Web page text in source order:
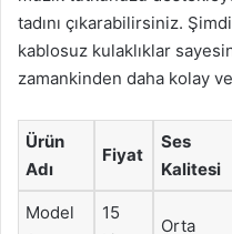
tadını çıkarabilirsiniz.
kablosuz kulaklıklar
zamankinden daha kolay
Ürün
Adı
Fiyat
Ses
Kalitesi
Model
15
Orta